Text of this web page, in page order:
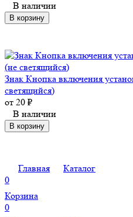
В наличии
В корзину
Знак Кнопка включения
светящийся)
от 20 ₽
В наличии
В корзину
Главная
Каталог
0
Корзина
0